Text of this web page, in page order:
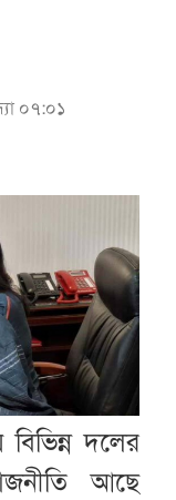
০৭:০১
বিভিন্ন দলের
আছে